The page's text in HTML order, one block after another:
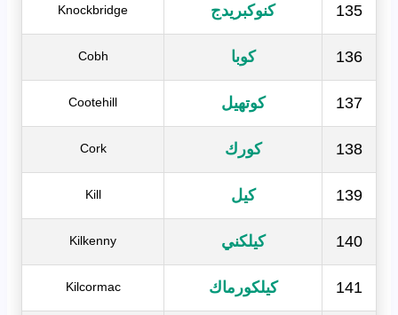
135 كنوكبريدج Knockbridge
136 كوبا Cobh
137 كوتهيل Cootehill
138 كورك Cork
139 كيل Kill
140 كيلكني Kilkenny
141 كيلكورماك Kilcormac